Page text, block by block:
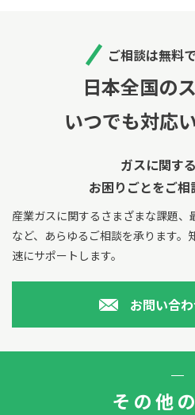
ご相談は無料
日本全国の
いつでも対応
ガスに関す
お困りごとをご相
産業ガスに関するさまざまな課題
など、あらゆるご相談を承ります。
速にサポートします。
お問い合
その他